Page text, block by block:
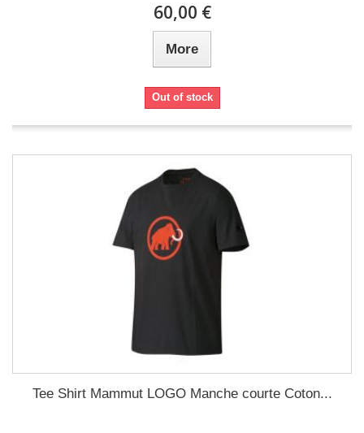
60,00 €
More
Out of stock
Tee Shirt Mammut LOGO Manche courte Coton...